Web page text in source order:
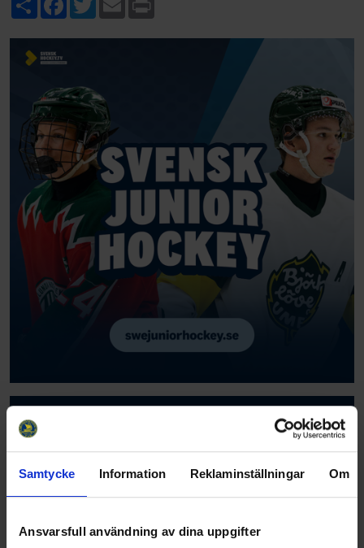
Samtycke Information Reklaminställningar Om
Ansvarsfull användning av dina uppgifter